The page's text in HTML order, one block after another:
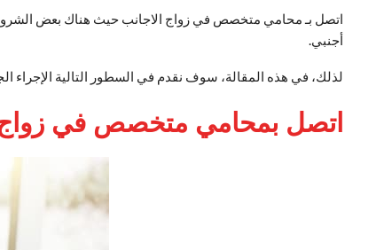
اتصل بـ محامي متخصص في زواج الاجانب حيث هناك بعض
أجنبي.
لذلك، في هذه المقالة، سوف نقدم في السطور التالية
اتصل بمحامي متخصص في زواج